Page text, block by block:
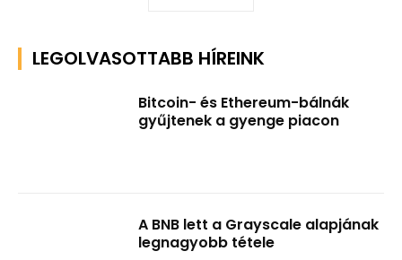
LEGOLVASOTTABB HÍREINK
Bitcoin- és Ethereum-bálnák
gyűjtenek a gyenge piacon
A BNB lett a Grayscale alapjának
legnagyobb tétele